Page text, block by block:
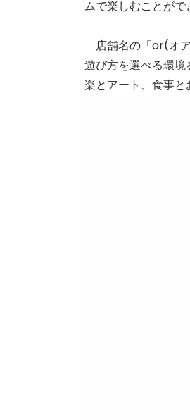
ムで楽しむことがで
店舗名の「or(オ
遊び方を選べる環
楽とアート、食事と